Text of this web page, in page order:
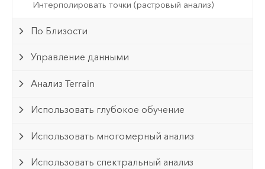
Интерполировать точки (растровый анализ)
По Близости
Управление данными
Анализ Terrain
Использовать глубокое обучение
Использовать многомерный анализ
Использовать спектральный анализ